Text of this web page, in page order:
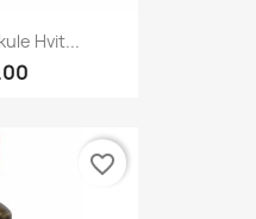
Hvit...
favorite_border